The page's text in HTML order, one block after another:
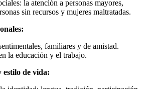
la atención a personas mayores,
sin recursos y mujeres maltratadas.
familiares y de amistad.
la educación y el trabajo.
estilo de vida: